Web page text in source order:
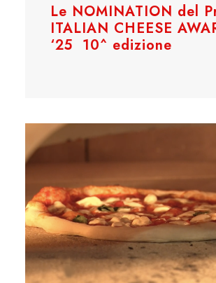
Le NOMINATION del
ITALIAN CHEESE
‘25 10^ edizione